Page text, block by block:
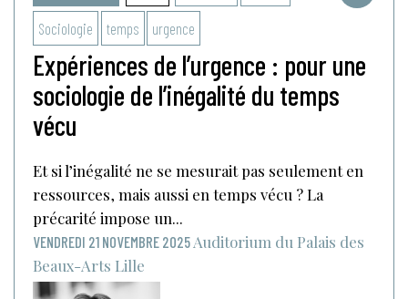
Sociologie temps urgence
Expériences de l’urgence : pour une
sociologie de l’inégalité du temps
vécu
Et si l’inégalité ne se mesurait pas seulement en
ressources, mais aussi en temps vécu ? La
précarité impose un...
VENDREDI 21 NOVEMBRE 2025 Auditorium du Palais des
Beaux-Arts Lille